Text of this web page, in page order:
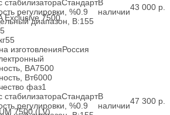
стабилизатораСтандарт
регулировки, %0.9
диапазон, В:155
55
изготовленияРоссия
В
наличии43 000 р.
ВА7500
Вт6000
фаз1
стабилизатораСтандарт
регулировки, %0.9
В
наличии47 300 р.